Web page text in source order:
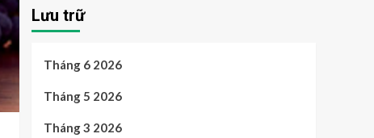
Lưu trữ
Tháng 6 2026
Tháng 5 2026
Tháng 3 2026